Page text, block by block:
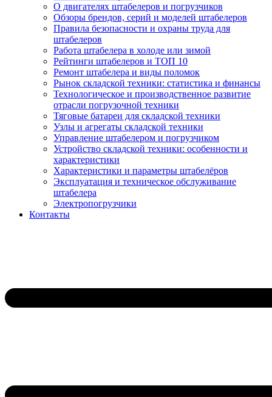
О двигателях штабелеров и погрузчиков
Обзоры брендов, серий и моделей штабелеров
Правила безопасности и охраны труда для
штабелеров
Работа штабелера в холоде или зимой
Рейтинги штабелеров и ТОП 10
Ремонт штабелера и виды поломок
Рынок складской техники: статистика и финансы
Технологическое и производственное развитие
отрасли погрузочной техники
Тяговые батареи для складской техники
Узлы и агрегаты складской техники
Управление штабелером и погрузчиком
Устройство складской техники: особенности и
характеристики
Характеристики и параметры штабелёров
Эксплуатация и техническое обслуживание
штабелера
Электропогрузчики
Контакты